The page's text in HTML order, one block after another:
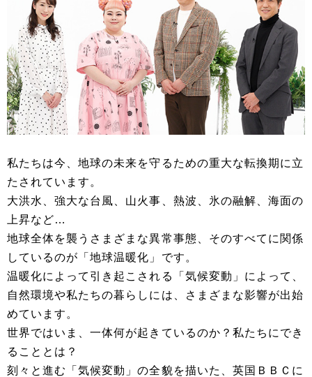
私たちは今、地球の未来を守るための重大な転換期に立
たされています。
大洪水、強大な台風、山火事、熱波、氷の融解、海面の
上昇など…
地球全体を襲うさまざまな異常事態、そのすべてに関係
しているのが「地球温暖化」です。
温暖化によって引き起こされる「気候変動」によって、
自然環境や私たちの暮らしには、さまざまな影響が出始
めています。
世界ではいま、一体何が起きているのか？私たちにでき
ることとは？
刻々と進む「気候変動」の全貌を描いた、英国ＢＢＣに